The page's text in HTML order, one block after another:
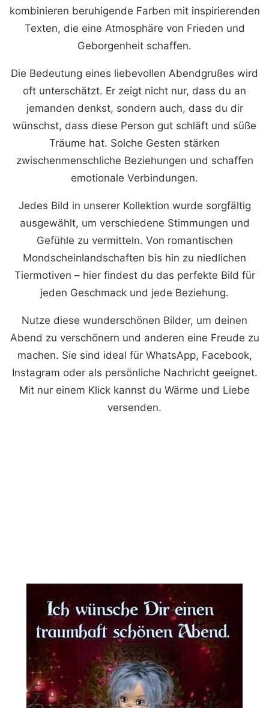
kombinieren beruhigende Farben mit inspirierenden
Texten, die eine Atmosphäre von Frieden und
Geborgenheit schaffen.
Die Bedeutung eines liebevollen Abendgrußes wird
oft unterschätzt. Er zeigt nicht nur, dass du an
jemanden denkst, sondern auch, dass du dir
wünschst, dass diese Person gut schläft und süße
Träume hat. Solche Gesten stärken
zwischenmenschliche Beziehungen und schaffen
emotionale Verbindungen.
Jedes Bild in unserer Kollektion wurde sorgfältig
ausgewählt, um verschiedene Stimmungen und
Gefühle zu vermitteln. Von romantischen
Mondscheinlandschaften bis hin zu niedlichen
Tiermotiven – hier findest du das perfekte Bild für
jeden Geschmack und jede Beziehung.
Nutze diese wunderschönen Bilder, um deinen
Abend zu verschönern und anderen eine Freude zu
machen. Sie sind ideal für WhatsApp, Facebook,
Instagram oder als persönliche Nachricht geeignet.
Mit nur einem Klick kannst du Wärme und Liebe
versenden.